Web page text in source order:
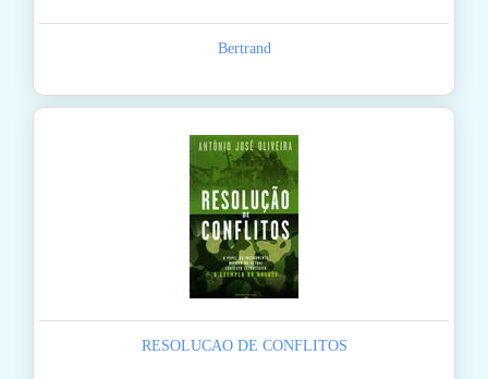
Bertrand
RESOLUCAO DE CONFLITOS